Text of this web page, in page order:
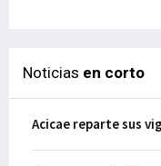
Noticias en corto
Acicae reparte sus